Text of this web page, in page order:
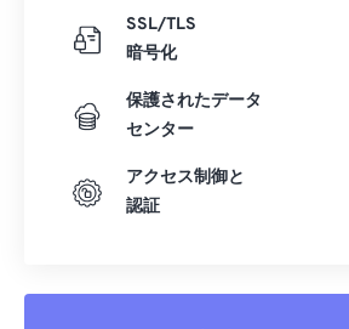
SSL/TLS
暗号化
保護されたデータ
センター
アクセス制御と
認証